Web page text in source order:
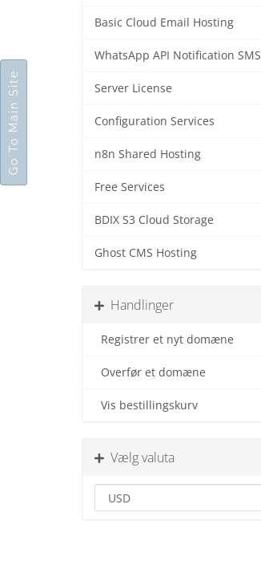
Basic Cloud Email Hosting
WhatsApp API Notification SMS
Server License
Configuration Services
n8n Shared Hosting
Free Services
BDIX S3 Cloud Storage
Ghost CMS Hosting
Handlinger
Registrer et nyt domæne
Overfør et domæne
Vis bestillingskurv
Vælg valuta
Go To Main Site